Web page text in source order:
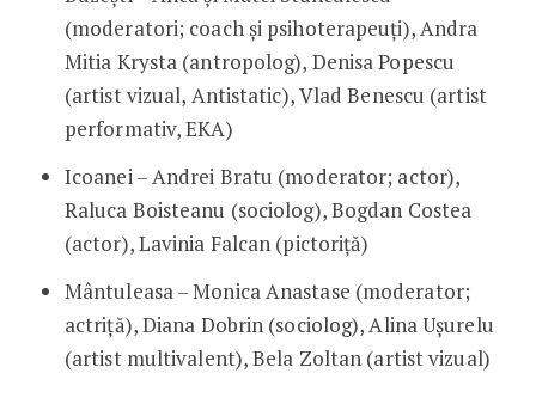
(moderatori; coach și psihoterapeuți), Andra
Mitia Krysta (antropolog), Denisa Popescu
(artist vizual, Antistatic), Vlad Benescu (artist
performativ, EKA)
Icoanei – Andrei Bratu (moderator; actor),
Raluca Boisteanu (sociolog), Bogdan Costea
(actor), Lavinia Falcan (pictoriță)
Mântuleasa – Monica Anastase (moderator;
actriță), Diana Dobrin (sociolog), Alina Ușurelu
(artist multivalent), Bela Zoltan (artist vizual)